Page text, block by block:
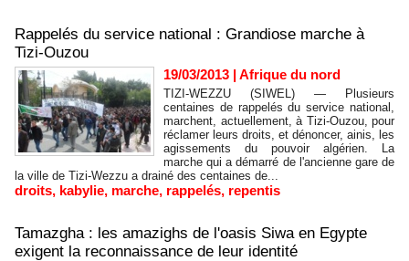
Rappelés du service national : Grandiose marche à
Tizi-Ouzou
19/03/2013 | Afrique du nord
TIZI-WEZZU (SIWEL) — Plusieurs
centaines de rappelés du service national,
marchent, actuellement, à Tizi-Ouzou, pour
réclamer leurs droits, et dénoncer, ainis, les
agissements du pouvoir algérien. La
marche qui a démarré de l'ancienne gare de
la ville de Tizi-Wezzu a drainé des centaines de...
droits, kabylie, marche, rappelés, repentis
Tamazgha : les amazighs de l'oasis Siwa en Egypte
exigent la reconnaissance de leur identité